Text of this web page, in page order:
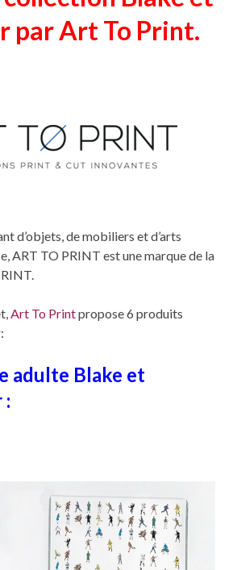
par Art To Print.
d’objets, de mobiliers et d’arts
ART TO PRINT est une marque de la
Art To Printpropose 6 produits
adulte Blake et
: